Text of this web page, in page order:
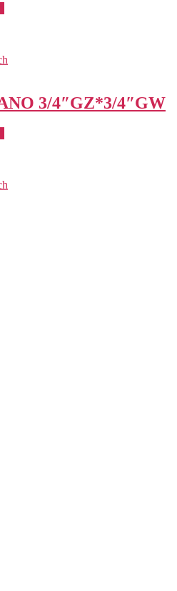
3/4″GZ*3/4″GW